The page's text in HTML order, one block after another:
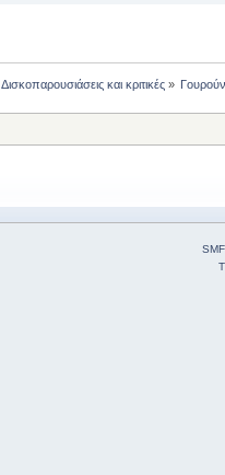
Δισκοπαρουσιάσεις και κριτικές»